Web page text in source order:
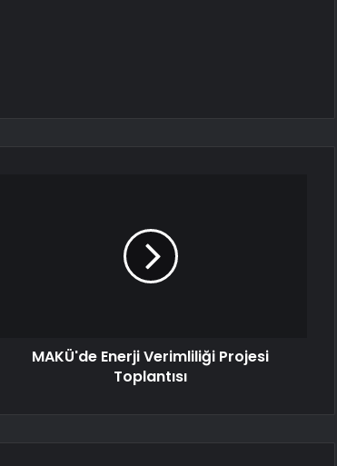
MAKÜ'de Enerji Verimliliği Projesi
Toplantısı